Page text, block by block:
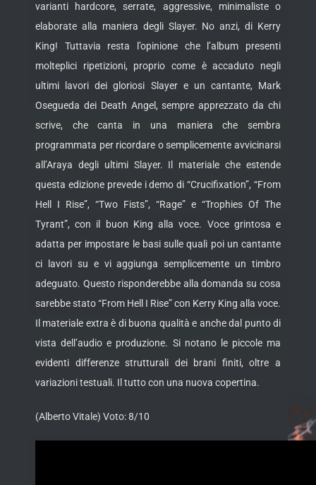
varianti hardcore, serrate, aggressive, minimaliste o
elaborate alla maniera degli Slayer. No anzi, di Kerry
King! Tuttavia resta l’opinione che l’album presenti
molteplici ripetizioni, proprio come è accaduto negli
ultimi lavori dei gloriosi Slayer e un cantante, Mark
Osegueda dei Death Angel, sempre apprezzato da chi
scrive, che canta in una maniera che sembra
programmata per ricordare o semplicemente avvicinarsi
all’Araya degli ultimi Slayer. Il materiale che estende
questa edizione prevede i demo di “Crucifixation”, “From
Hell I Rise”, “Two Fists”, “Rage” e “Trophies Of The
Tyrant”, con il buon King alla voce. Voce grintosa e
adatta per impostare le basi sulle quali poi un cantante
ci lavori su e vi aggiunga semplicemente un timbro
adeguato. Questo risponderebbe alla domanda su cosa
sarebbe stato “From Hell I Rise” con Kerry King alla voce.
Il materiale extra è di buona qualità e anche dal punto di
vista dell’audio e produzione. Si notano le piccole ma
evidenti differenze strutturali dei brani finiti, oltre a
variazioni testuali. Il tutto con una nuova copertina.
(Alberto Vitale) Voto: 8/10